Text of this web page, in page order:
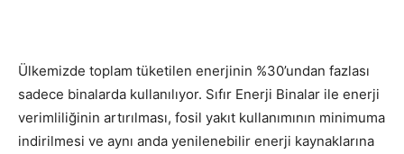
Ülkemizde toplam tüketilen enerjinin %30’undan fazlası
sadece binalarda kullanılıyor. Sıfır Enerji Binalar ile enerji
verimliliğinin artırılması, fosil yakıt kullanımının minimuma
indirilmesi ve aynı anda yenilenebilir enerji kaynaklarına